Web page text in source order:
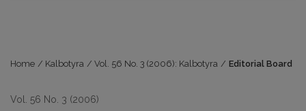
Home / Kalbotyra / Vol. 56 No. 3 (2006): Kalbotyra / Editorial Board
Vol. 56 No. 3 (2006)